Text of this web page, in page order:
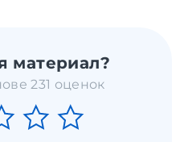
материал?
231 оценок